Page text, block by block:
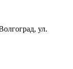
ул.